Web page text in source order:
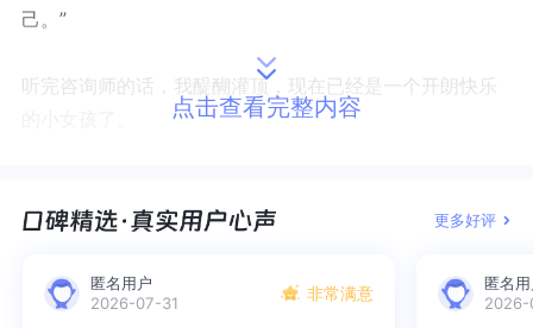
己。”
听完咨询师的话，我醍醐灌顶，现在已经是一个开朗快乐
我说：
点击查看完整内容
更多好评
匿名用户
2026-07-31
非常满意
匿名
2026-